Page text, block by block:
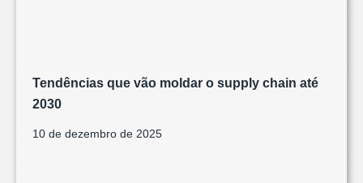
Tendências que vão moldar o supply chain até
2030
10 de dezembro de 2025